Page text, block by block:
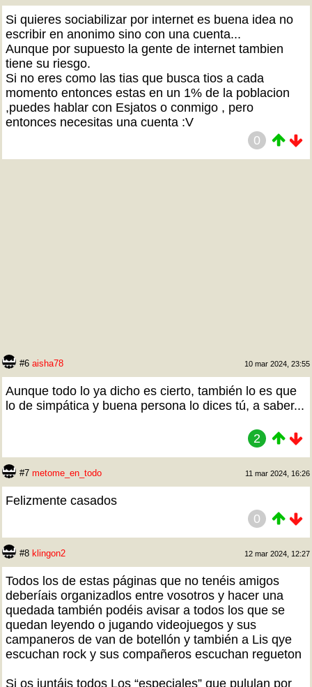
Si quieres sociabilizar por internet es buena idea no
escribir en anonimo sino con una cuenta...
Aunque por supuesto la gente de internet tambien
tiene su riesgo.
Si no eres como las tias que busca tios a cada
momento entonces estas en un 1% de la poblacion
,puedes hablar con Esjatos o conmigo , pero
entonces necesitas una cuenta :V
0
#6 aisha78 10 mar 2024, 23:55
Aunque todo lo ya dicho es cierto, también lo es que
lo de simpática y buena persona lo dices tú, a saber...
2
#7 metome_en_todo 11 mar 2024, 16:26
Felizmente casados
0
#8 klingon2 12 mar 2024, 12:27
Todos los de estas páginas que no tenéis amigos
deberíais organizadlos entre vosotros y hacer una
quedada también podéis avisar a todos los que se
quedan leyendo o jugando videojuegos y sus
campaneros de van de botellón y también a Lis qye
escuchan rock y sus compañeros escuchan regueton
Si os juntáis todos Los “especiales” que pululan por